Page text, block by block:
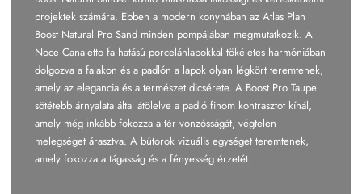
projektek számára. Ebben a modern konyhában az Atlas Plan
Boost Natural Pro Sand minden pompájában megmutatkozik. A
Noce Canaletto fa hatású porcelánlapokkal tökéletes harmóniában
dolgozva a falakon és a padlón a lapok olyan légkört teremtenek,
amely az elegancia és a természet dicsérete. A Boost Pro Taupe
sötétebb árnyalata által átölelve a padló finom kontrasztot kínál,
amely még inkább fokozza a tér vonzósságát, végtelen
melegséget árasztva. A bútorok vizuális egységet teremtenek,
amely fokozza a tágasság és a fényesség érzetét.